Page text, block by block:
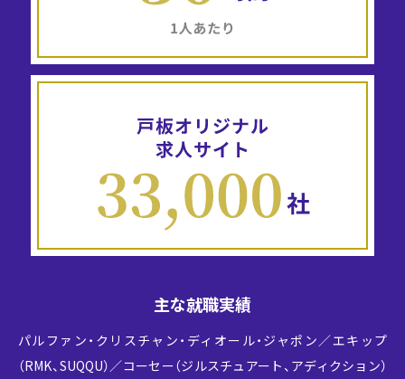
主な就職実績
パルファン・クリスチャン・ディオール・ジャポン／エキップ
（RMK、SUQQU）／コーセー（ジルスチュアート、アディクション）